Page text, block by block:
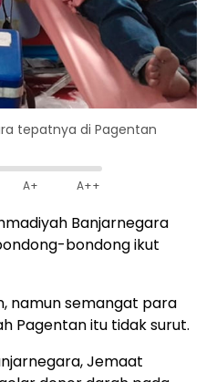
tepatnya di Pagentan
A+ A++
Banjarnegara
bondong ikut
namun semangat para
Pagentan itu tidak surut.
Jemaat